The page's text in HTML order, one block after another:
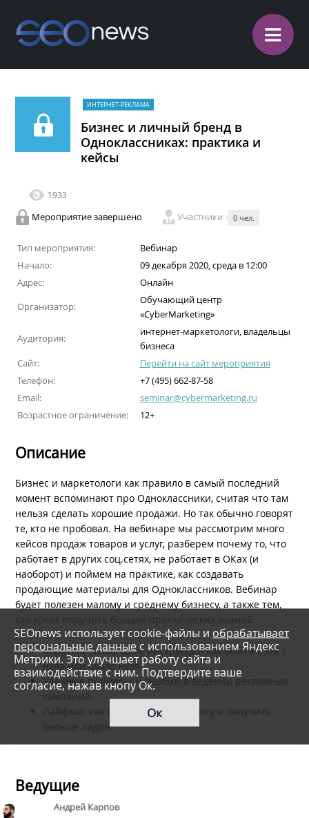
≡
ИНТЕРНЕТ-РЕКЛАМА
Бизнес и личный бренд в
Одноклассниках: практика и
кейсы
1933
Мероприятие завершено Участники 0 чел.
Тип мероприятия:
Вебинар
Начало:
09 декабря 2020, среда в 12:00
Адрес:
Онлайн
Организатор:
Обучающий центр
«CyberMarketing»
Аудитория:
интернет-маркетологи, владельцы
бизнеса
Сайт:
Перейти на сайт мероприятия
Телефон:
+7 (495) 662-87-58
Email:
seminar@cybermarketing.ru
Возрастное ограничение:
12+
Описание
Бизнес и маркетологи как правило в самый последний
момент вспоминают про Одноклассники, считая что там
нельзя сделать хорошие продажи. Но так обычно говорят
те, кто не пробовал. На вебинаре мы рассмотрим много
кейсов продаж товаров и услуг, разберем почему то, что
работает в других соц.сетях, не работает в ОКах (и
наоборот) и поймем на практике, как создавать
продающие материалы для Одноклассников. Вебинар
будет полезен малому и среднему бизнесу, а также тем,
кто хочет получить больше практических знаний.
Короткие пошаговые инструкции как выйти в ОК с
нуля или около нуля.
Удачные примеры и ошибки в ведении рекламных
кампаний.
Лайфхак: как взломать умную ленту и получить
больше лидов.
Ведущие
Андрей Карпов
SEOnews использует cookie-файлы и обрабатывает
персональные данныес использованием Яндекс
Метрики. Это улучшает работу сайта и
взаимодействие с ним. Подтвердите ваше
согласие, нажав кнопу Ок.
Ок